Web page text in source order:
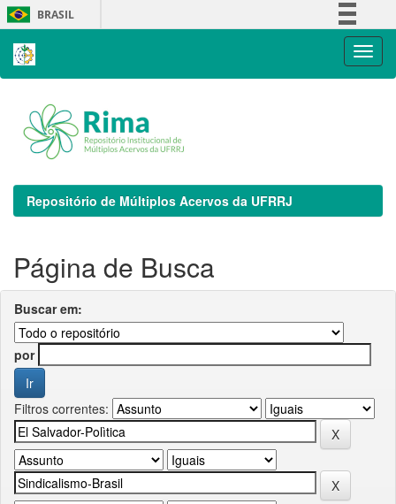
Skip
navigation
BRASIL
Repositório de Múltiplos Acervos da UFRRJ
Página de Busca
Buscar em:
por
Filtros correntes: